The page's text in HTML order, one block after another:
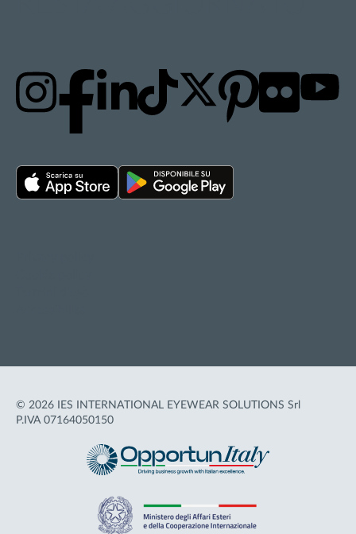
© 2026 IES INTERNATIONAL EYEWEAR SOLUTIONS Srl
P.IVA 07164050150